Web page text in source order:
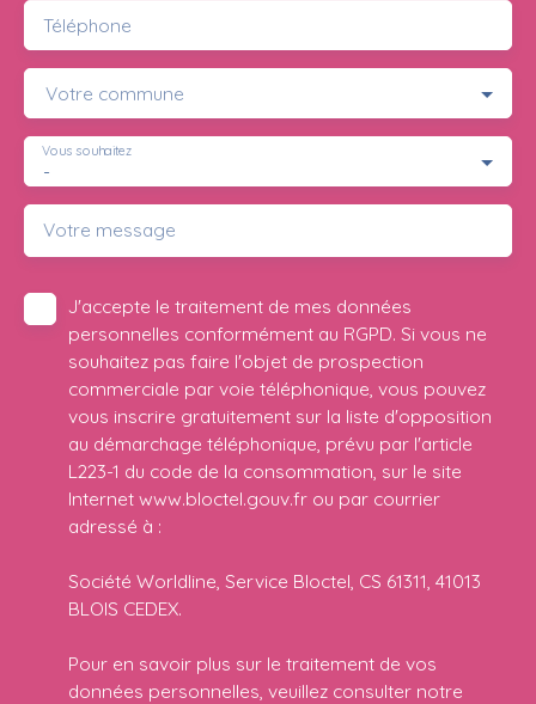
Téléphone
Votre commune
-
Vous souhaitez
Votre message
J'accepte le traitement de mes données
personnelles conformément au RGPD. Si vous ne
souhaitez pas faire l'objet de prospection
commerciale par voie téléphonique, vous pouvez
vous inscrire gratuitement sur la liste d'opposition
au démarchage téléphonique, prévu par l'article
L223-1 du code de la consommation, sur le site
Internet www.bloctel.gouv.fr ou par courrier
adressé à :
Société Worldline, Service Bloctel, CS 61311, 41013
BLOIS CEDEX.
Pour en savoir plus sur le traitement de vos
données personnelles, veuillez consulter notre